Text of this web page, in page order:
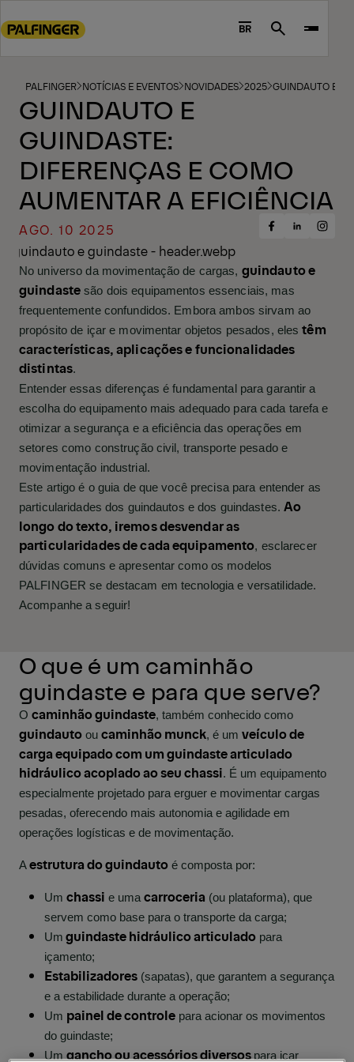
to
footer
content
BR Search
PALFINGER NOTÍCIAS E EVENTOS NOVIDADES 2025 GUINDAUTO E
GUINDAUTO E
GUINDASTE:
DIFERENÇAS E COMO
AUMENTAR A EFICIÊNCIA
AGO. 10 2025
Share
Facebook
Share
LinkedIn
Share
No universo da movimentação de cargas, guindauto e
guindaste são dois equipamentos essenciais, mas
frequentemente confundidos. Embora ambos sirvam ao
propósito de içar e movimentar objetos pesados, elestêm
características, aplicações e funcionalidades
distintas.
Entender essas diferenças é fundamental para garantir a
escolha do equipamento mais adequado para cada tarefa e
otimizar a segurança e a eficiência das operações em
setores como construção civil, transporte pesado e
movimentação industrial.
Este artigo é o guia de que você precisa para entender as
particularidades dos guindautos e dos guindastes. Ao
longo do texto, iremos desvendar as
particularidades de cada equipamento, esclarecer
dúvidas comuns e apresentar como os modelos
PALFINGER se destacam em tecnologia e versatilidade.
Acompanhe a seguir!
O que é um caminhão
guindaste e para que serve?
O caminhão guindaste, também conhecido como
guindauto ou caminhão munck, é um veículo de
carga equipado com um guindaste articulado
hidráulico acoplado ao seu chassi. É um equipamento
especialmente projetado para erguer e movimentar cargas
pesadas, oferecendo mais autonomia e agilidade em
operações logísticas e de movimentação.
Aestrutura do guindauto é composta por:
Um chassi e uma carroceria (ou plataforma), que
servem como base para o transporte da carga;
Um guindaste hidráulico articulado para
içamento;
Estabilizadores (sapatas), que garantem a segurança
e a estabilidade durante a operação;
Um painel de controle para acionar os movimentos
do guindaste;
Um gancho ou acessórios diversos para içar